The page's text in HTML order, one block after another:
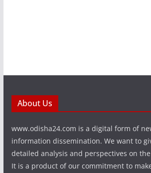
About Us
www.odisha24.com is a digital form of
information dissemination. We want to
detailed analysis and perspectives on
It is a product of our commitment to